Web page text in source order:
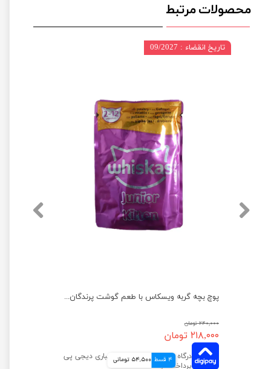
محصولات مرتبط
پوچ بچه گربه ویسکاس با طعم گوشت پرندگان وزن 85 گرم
۲۴۰,۰۰۰ تومان
۲۱۸,۰۰۰ تومان
4 قسط 54,500 تومانی
تاریخ انقضاء : 09/2027